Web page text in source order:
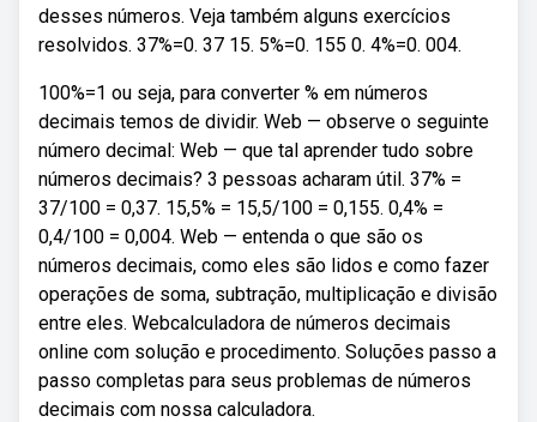
desses números. Veja também alguns exercícios
resolvidos. 37%=0. 37 15. 5%=0. 155 0. 4%=0. 004.
100%=1 ou seja, para converter % em números
decimais temos de dividir. Web — observe o seguinte
número decimal: Web — que tal aprender tudo sobre
números decimais? 3 pessoas acharam útil. 37% =
37/100 = 0,37. 15,5% = 15,5/100 = 0,155. 0,4% =
0,4/100 = 0,004. Web — entenda o que são os
números decimais, como eles são lidos e como fazer
operações de soma, subtração, multiplicação e divisão
entre eles. Webcalculadora de números decimais
online com solução e procedimento. Soluções passo a
passo completas para seus problemas de números
decimais com nossa calculadora.